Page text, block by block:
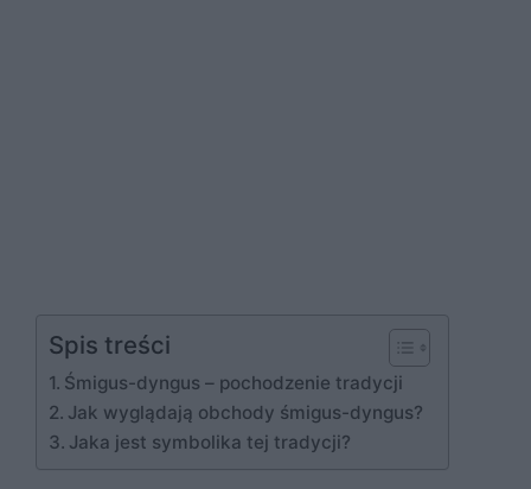
Spis treści
Śmigus-dyngus – pochodzenie tradycji
Jak wyglądają obchody śmigus-dyngus?
Jaka jest symbolika tej tradycji?